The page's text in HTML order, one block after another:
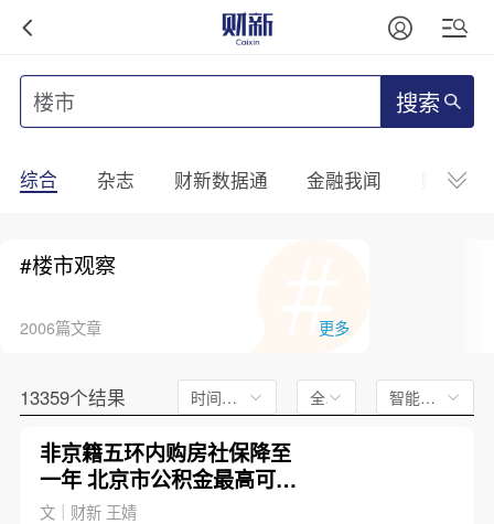
搜索
综合 杂志 财新数据通 金融我闻 财新
#楼市观察
2006篇文章 更多
13359个结果 时间不限 全文 智能排序
非京籍五环内购房社保降至
一年 北京市公积金最高可贷
340万元
文｜财新 王婧